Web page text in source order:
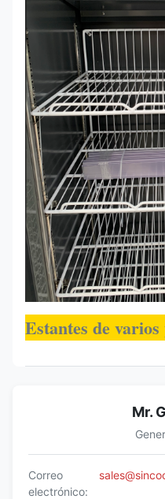
Estantes de
Mr.
Correo
electrónico: